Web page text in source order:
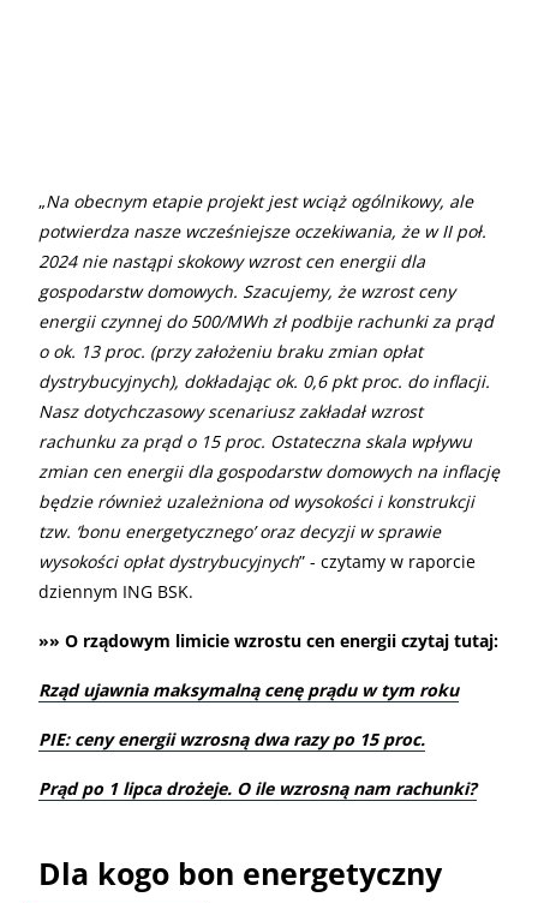
„Na obecnym etapie projekt jest wciąż ogólnikowy, ale
potwierdza nasze wcześniejsze oczekiwania, że w II poł.
2024 nie nastąpi skokowy wzrost cen energii dla
gospodarstw domowych. Szacujemy, że wzrost ceny
energii czynnej do 500/MWh zł podbije rachunki za prąd
o ok. 13 proc. (przy założeniu braku zmian opłat
dystrybucyjnych), dokładając ok. 0,6 pkt proc. do inflacji.
Nasz dotychczasowy scenariusz zakładał wzrost
rachunku za prąd o 15 proc. Ostateczna skala wpływu
zmian cen energii dla gospodarstw domowych na inflację
będzie również uzależniona od wysokości i konstrukcji
tzw. ‘bonu energetycznego’ oraz decyzji w sprawie
wysokości opłat dystrybucyjnych” - czytamy w raporcie
dziennym ING BSK.
»» O rządowym limicie wzrostu cen energii czytaj tutaj:
Rząd ujawnia maksymalną cenę prądu w tym roku
PIE: ceny energii wzrosną dwa razy po 15 proc.
Prąd po 1 lipca drożeje. O ile wzrosną nam rachunki?
Dla kogo bon energetyczny